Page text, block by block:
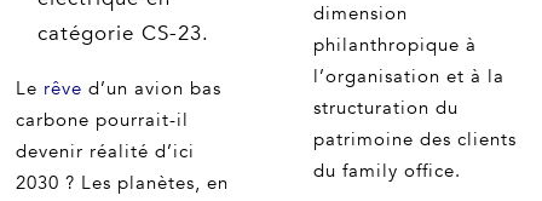
dimension
philanthropique à
l’organisation et à la
structuration du
patrimoine des clients
du family office.
catégorie CS-23.
Le rêve d’un avion bas
carbone pourrait-il
devenir réalité d’ici
2030 ? Les planètes, en